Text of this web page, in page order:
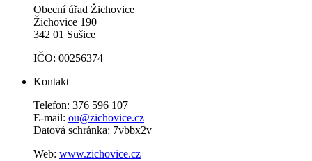
Obecní úřad Žichovice
Žichovice 190
342 01 Sušice
IČO: 00256374
Kontakt
Telefon: 376 596 107
E-mail: ou@zichovice.cz
Datová schránka: 7vbbx2v
Web: www.zichovice.cz